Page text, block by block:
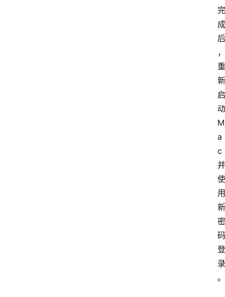
完
成
后
，
重
新
启
动
M
a
c
并
使
用
新
密
码
登
录
。